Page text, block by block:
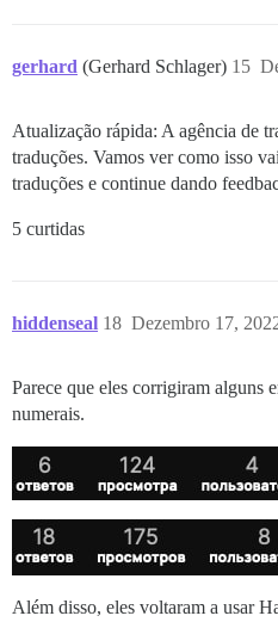
gerhard (Gerhard Schlager) 15
Atualização rápida: A agência de
traduções. Vamos ver como isso
traduções e continue dando
5 curtidas
hiddenseal Dezembro 17,
18
Parece que eles corrigiram alguns
numerais.
Além disso, eles voltaram a usar